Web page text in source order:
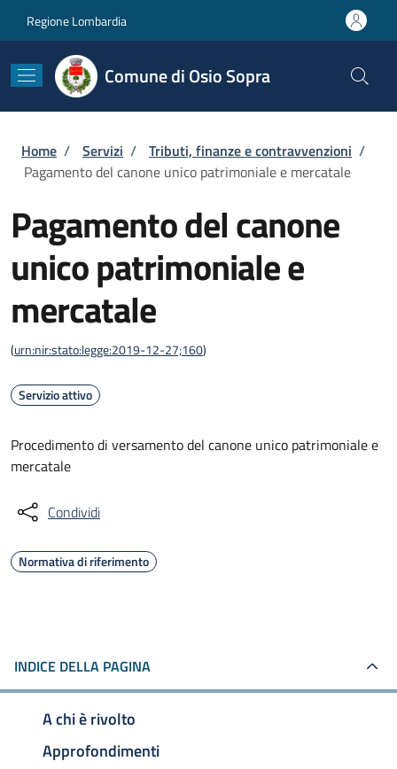
Regione Lombardia
Comune di Osio Sopra
Briciole di pane
Home / Servizi / Tributi, finanze e contravvenzioni /
Pagamento del canone unico patrimoniale e mercatale
Pagamento del canone
unico patrimoniale e
mercatale
(urn:nir:stato:legge:2019-12-27;160)
Servizio attivo
Procedimento di versamento del canone unico patrimoniale e
mercatale
Condividi
Normativa di riferimento
INDICE DELLA PAGINA
A chi è rivolto
Approfondimenti